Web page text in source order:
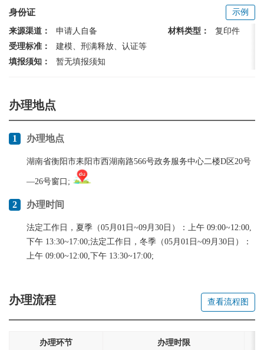
身份证 示例
来源渠道： 申请人自备 材料类型：
复印件
受理标准：
建模、刑满释放、认证等
填报须知：
暂无填报须知
办理地点
1 办理地点
湖南省衡阳市耒阳市西湖南路566号政务服务中心二楼D区20号
—26号窗口;
2 办理时间
法定工作日，夏季（05月01日~09月30日）：上午 09:00~12:00,
下午 13:30~17:00;法定工作日，冬季（05月01日~09月30日）：
上午 09:00~12:00,下午 13:30~17:00;
办理流程 查看流程图
办理环节 办理时限